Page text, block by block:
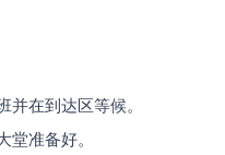
在到达区等候。
准备好。